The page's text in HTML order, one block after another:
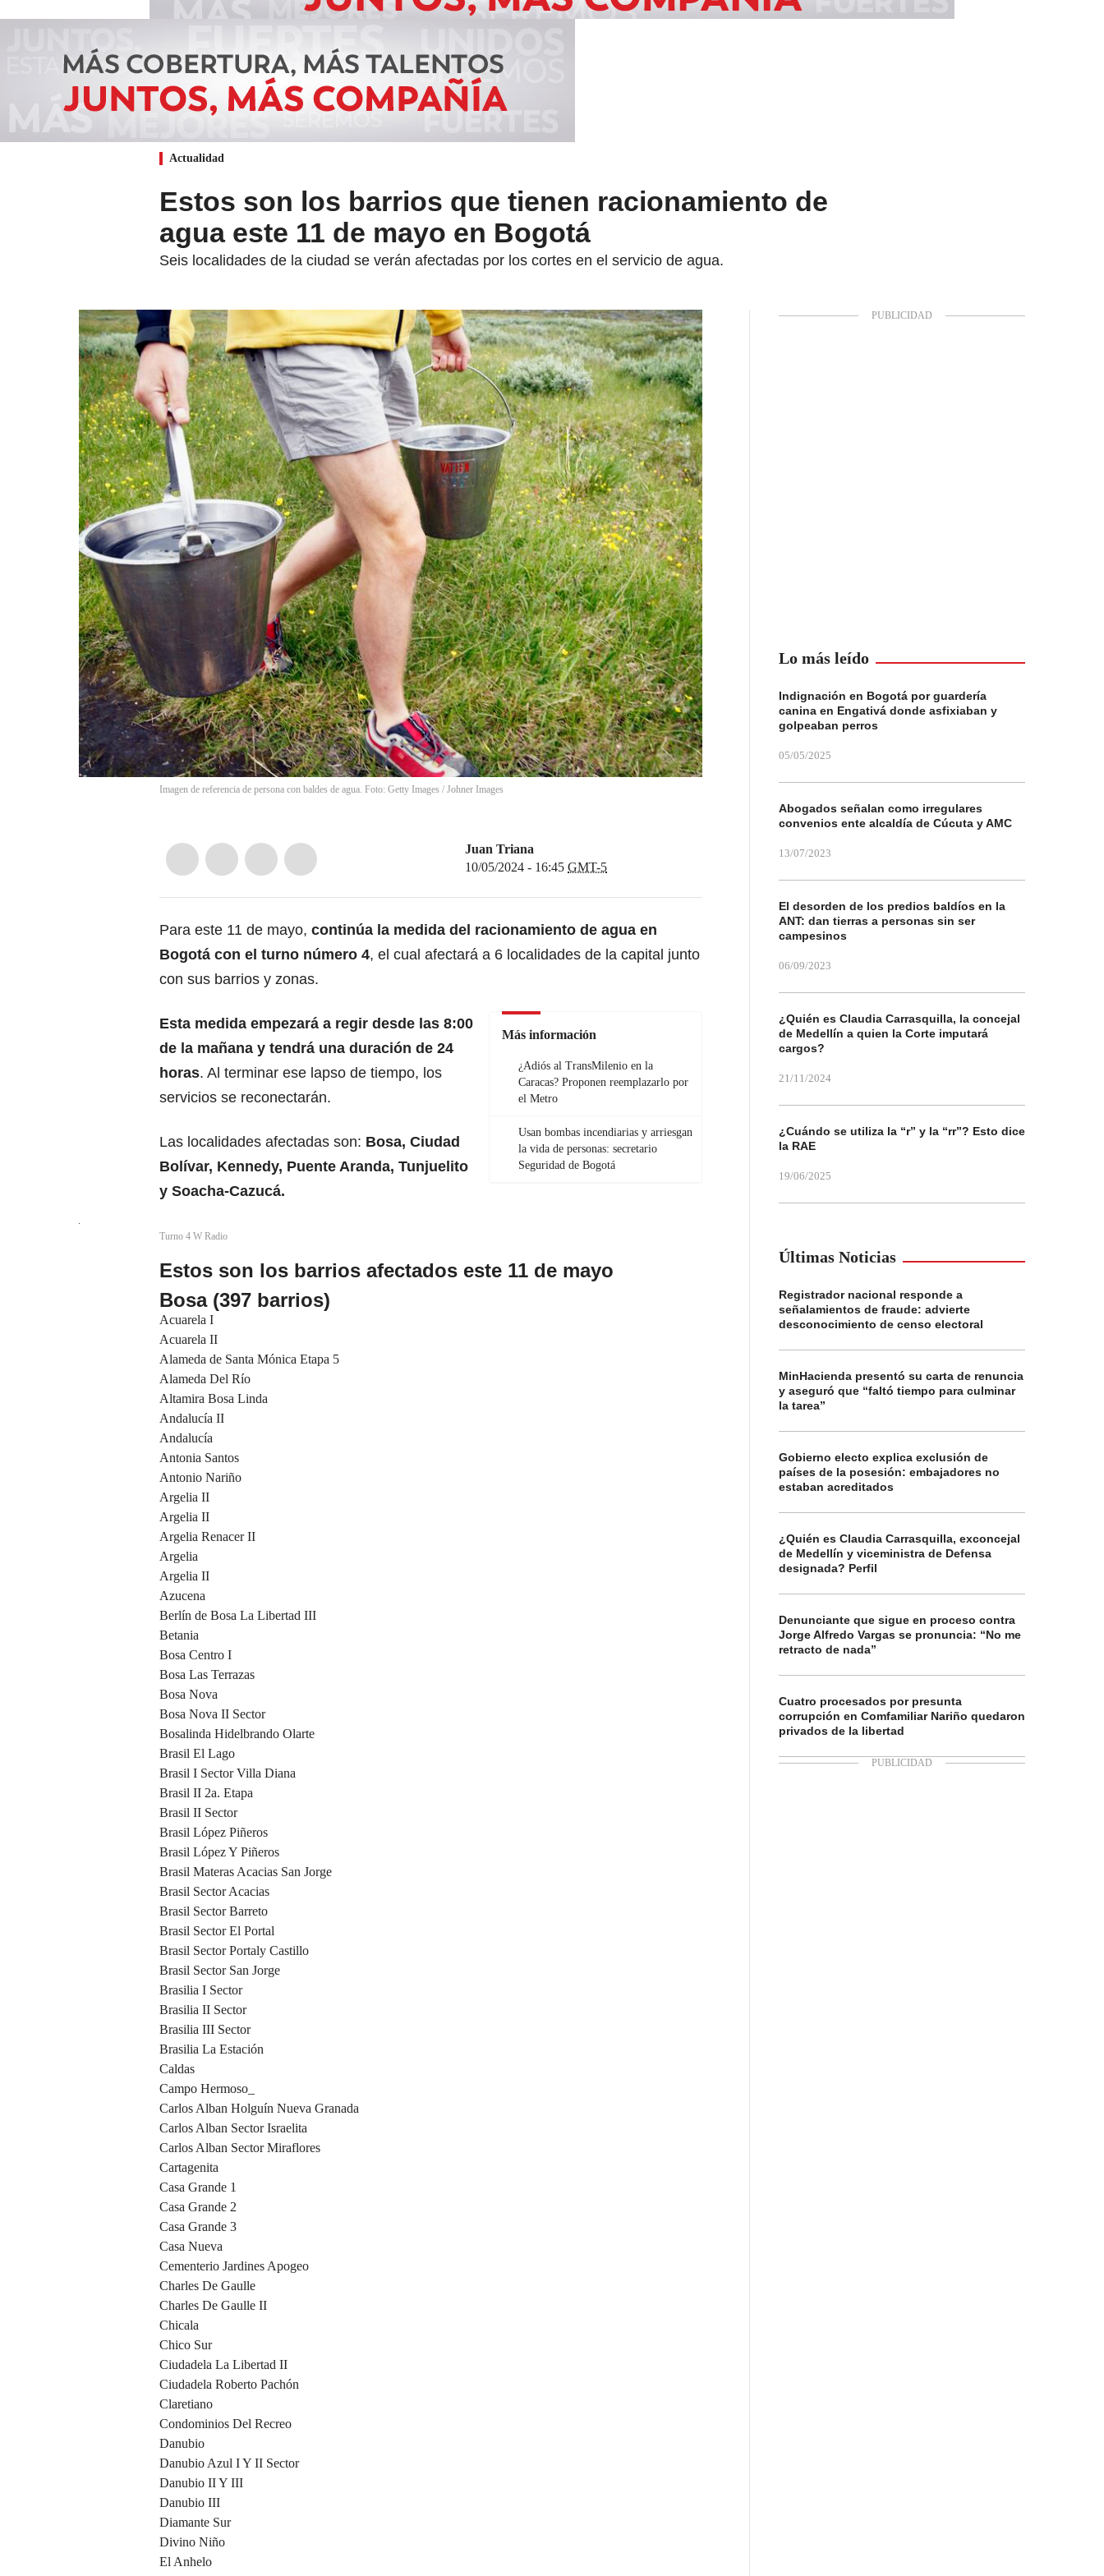
Actualidad
Estos son los barrios que tienen racionamiento de
agua este 11 de mayo en Bogotá
Seis localidades de la ciudad se verán afectadas por los cortes en el servicio de agua.
Imagen de referencia de persona con baldes de agua. Foto: Getty Images / Johner Images
Juan Triana
10/05/2024 - 16:45 GMT-5
Para este 11 de mayo, continúa la medida del racionamiento de agua en
Bogotá con el turno número 4, el cual afectará a 6 localidades de la capital junto
con sus barrios y zonas.
Más información
¿Adiós al TransMilenio en la
Caracas? Proponen reemplazarlo por
el Metro
Usan bombas incendiarias y arriesgan
la vida de personas: secretario
Seguridad de Bogotá
Esta medida empezará a regir desde las 8:00
de la mañana y tendrá una duración de 24
horas. Al terminar ese lapso de tiempo, los
servicios se reconectarán.
Las localidades afectadas son: Bosa, Ciudad
Bolívar, Kennedy, Puente Aranda, Tunjuelito
y Soacha-Cazucá.
Turno 4 W Radio
Estos son los barrios afectados este 11 de mayo
Bosa (397 barrios)
Acuarela I
Acuarela II
Alameda de Santa Mónica Etapa 5
Alameda Del Río
Altamira Bosa Linda
Andalucía II
Andalucía
Antonia Santos
Antonio Nariño
Argelia II
Argelia II
Argelia Renacer II
Argelia
Argelia II
Azucena
Berlín de Bosa La Libertad III
Betania
Bosa Centro I
Bosa Las Terrazas
Bosa Nova
Bosa Nova II Sector
Bosalinda Hidelbrando Olarte
Brasil El Lago
Brasil I Sector Villa Diana
Brasil II 2a. Etapa
Brasil II Sector
Brasil López Piñeros
Brasil López Y Piñeros
Brasil Materas Acacias San Jorge
Brasil Sector Acacias
Brasil Sector Barreto
Brasil Sector El Portal
Brasil Sector Portaly Castillo
Brasil Sector San Jorge
Brasilia I Sector
Brasilia II Sector
Brasilia III Sector
Brasilia La Estación
Caldas
Campo Hermoso_
Carlos Alban Holguín Nueva Granada
Carlos Alban Sector Israelita
Carlos Alban Sector Miraflores
Cartagenita
Casa Grande 1
Casa Grande 2
Casa Grande 3
Casa Nueva
Cementerio Jardines Apogeo
Charles De Gaulle
Charles De Gaulle II
Chicala
Chico Sur
Ciudadela La Libertad II
Ciudadela Roberto Pachón
Claretiano
Condominios Del Recreo
Danubio
Danubio Azul I Y II Sector
Danubio II Y III
Danubio III
Diamante Sur
Divino Niño
El Anhelo
Lo más leído
Indignación en Bogotá por guardería
canina en Engativá donde asfixiaban y
golpeaban perros
05/05/2025
Abogados señalan como irregulares
convenios ente alcaldía de Cúcuta y AMC
13/07/2023
El desorden de los predios baldíos en la
ANT: dan tierras a personas sin ser
campesinos
06/09/2023
¿Quién es Claudia Carrasquilla, la concejal
de Medellín a quien la Corte imputará
cargos?
21/11/2024
¿Cuándo se utiliza la “r” y la “rr”? Esto dice
la RAE
19/06/2025
Últimas Noticias
Registrador nacional responde a
señalamientos de fraude: advierte
desconocimiento de censo electoral
MinHacienda presentó su carta de renuncia
y aseguró que “faltó tiempo para culminar
la tarea”
Gobierno electo explica exclusión de
países de la posesión: embajadores no
estaban acreditados
¿Quién es Claudia Carrasquilla, exconcejal
de Medellín y viceministra de Defensa
designada? Perfil
Denunciante que sigue en proceso contra
Jorge Alfredo Vargas se pronuncia: “No me
retracto de nada”
Cuatro procesados por presunta
corrupción en Comfamiliar Nariño quedaron
privados de la libertad